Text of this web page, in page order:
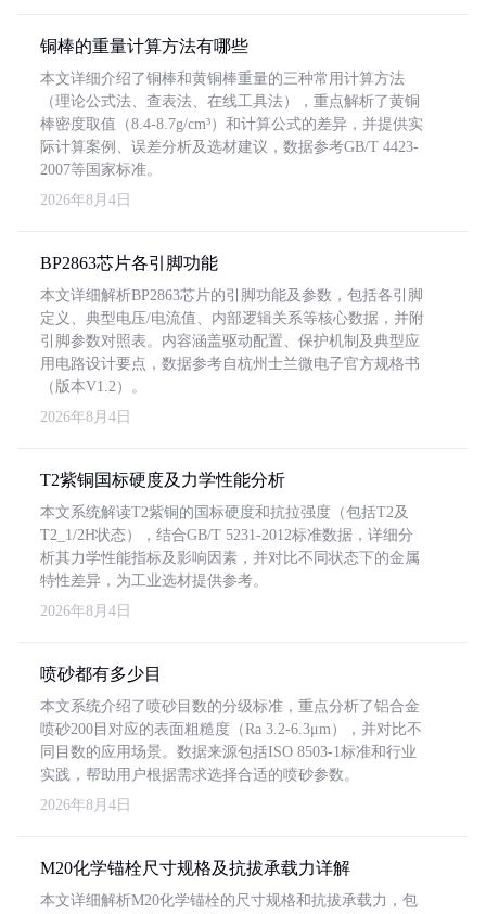
铜棒的重量计算方法有哪些
本文详细介绍了铜棒和黄铜棒重量的三种常用计算方法
（理论公式法、查表法、在线工具法），重点解析了黄铜
棒密度取值（8.4-8.7g/cm³）和计算公式的差异，并提供实
际计算案例、误差分析及选材建议，数据参考GB/T 4423-
2007等国家标准。
2026年8月4日
BP2863芯片各引脚功能
本文详细解析BP2863芯片的引脚功能及参数，包括各引脚
定义、典型电压/电流值、内部逻辑关系等核心数据，并附
引脚参数对照表。内容涵盖驱动配置、保护机制及典型应
用电路设计要点，数据参考自杭州士兰微电子官方规格书
（版本V1.2）。
2026年8月4日
T2紫铜国标硬度及力学性能分析
本文系统解读T2紫铜的国标硬度和抗拉强度（包括T2及
T2_1/2H状态），结合GB/T 5231-2012标准数据，详细分
析其力学性能指标及影响因素，并对比不同状态下的金属
特性差异，为工业选材提供参考。
2026年8月4日
喷砂都有多少目
本文系统介绍了喷砂目数的分级标准，重点分析了铝合金
喷砂200目对应的表面粗糙度（Ra 3.2-6.3μm），并对比不
同目数的应用场景。数据来源包括ISO 8503-1标准和行业
实践，帮助用户根据需求选择合适的喷砂参数。
2026年8月4日
M20化学锚栓尺寸规格及抗拔承载力详解
本文详细解析M20化学锚栓的尺寸规格和抗拔承载力，包